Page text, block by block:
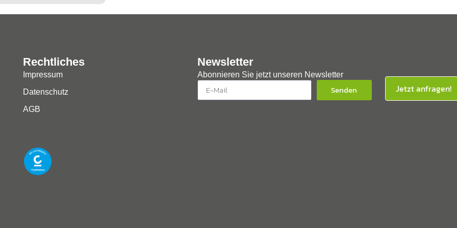
Jetzt anfragen!
Rechtliches
Impressum
Datenschutz
AGB
Newsletter
Abonnieren Sie jetzt unseren Newsletter
Senden